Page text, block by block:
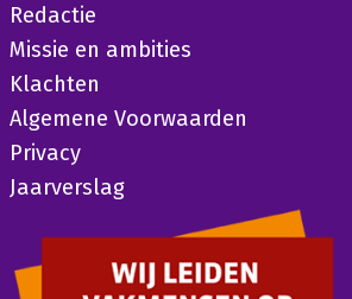
Redactie
Missie en ambities
Klachten
Algemene Voorwaarden
Privacy
Jaarverslag